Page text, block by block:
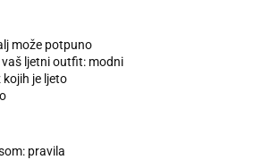
može potpuno
ljetni outfit: modni
je ljeto
pravila